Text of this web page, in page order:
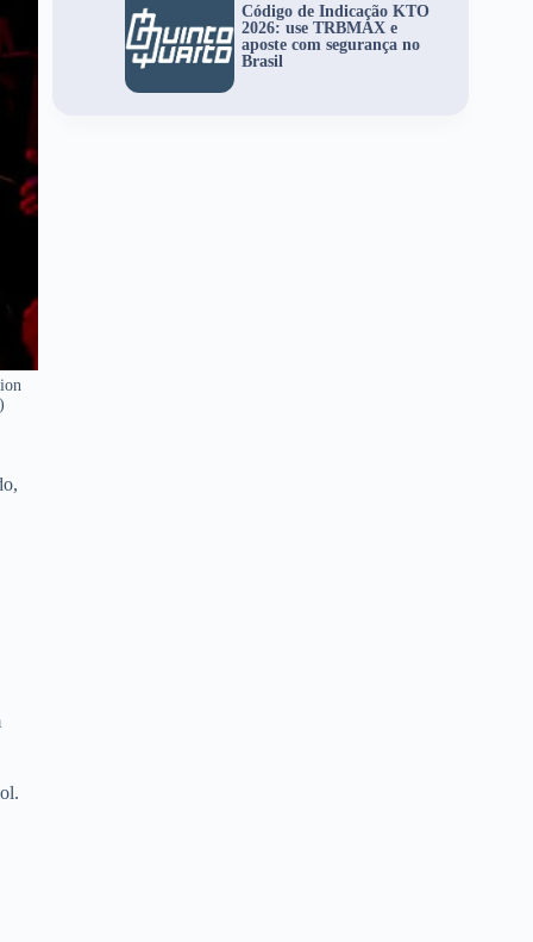
Código de Indicação KTO
2026: use TRBMAX e
aposte com segurança no
Brasil